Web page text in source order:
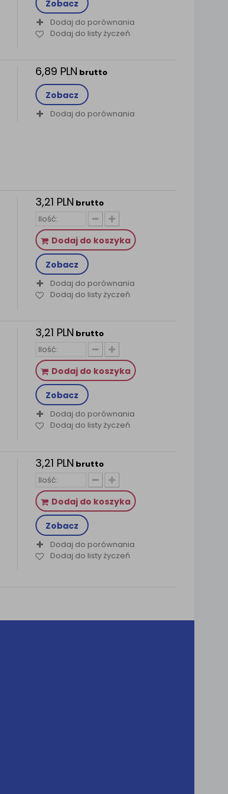
Zobacz
Dodaj do porównania
Dodaj do listy życzeń
6,89 PLN brutto
Zobacz
Dodaj do porównania
3,21 PLN brutto
Dodaj do koszyka
Zobacz
Dodaj do porównania
Dodaj do listy życzeń
3,21 PLN brutto
Dodaj do koszyka
Zobacz
Dodaj do porównania
Dodaj do listy życzeń
3,21 PLN brutto
Dodaj do koszyka
Zobacz
Dodaj do porównania
Dodaj do listy życzeń